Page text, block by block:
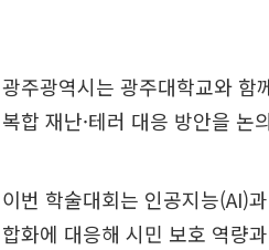
광주광역시는 광주대학교와 함
복합 재난·테러 대응 방안을 논
이번 학술대회는 인공지능(AI)
합화에 대응해 시민 보호 역량